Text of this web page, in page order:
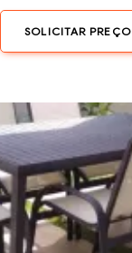
SOLICITAR PREÇO